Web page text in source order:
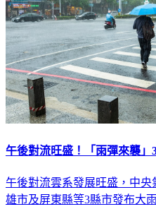
午後對流旺盛！「雨彈來襲」
午後對流雲系發展旺盛，中
雄市及屏東縣等3縣市發布大